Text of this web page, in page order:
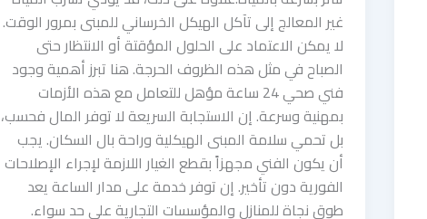
غير المعالج إلى تآكل الهيكل الخرساني للمبنى بمرور الوقت.
لا يمكن الاعتماد على الحلول المؤقتة أو الانتظار حتى
الصباح في مثل هذه الظروف الحرجة. هنا تبرز أهمية وجود
فني صحي 24 ساعة مؤهل للتعامل مع هذه الأزمات
بمهنية وسرعة. إن الاستجابة السريعة لا توفر المال فحسب،
بل تحمي سلامة المبنى الهيكلية وراحة بال السكان. يجب
أن يكون الفني مجهزاً بقطع الغيار اللازمة لإجراء الإصلاحات
الفورية دون تأخير. إن توفر خدمة على مدار الساعة يعد
طوق نجاة للمنازل والمؤسسات التجارية على حد سواء.